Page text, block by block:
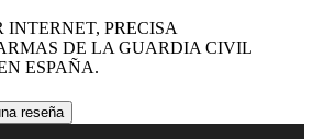
INTERNET, PRECISA
DE LA GUARDIA CIVIL
ESPAÑA.
reseña